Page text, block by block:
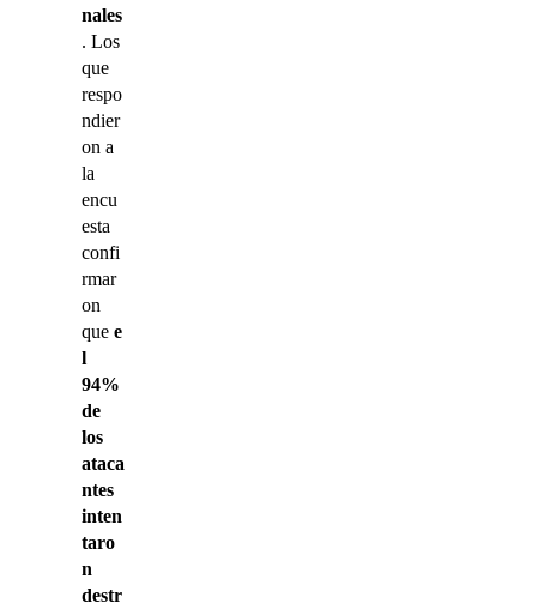
nales
. Los
que
respo
ndier
on a
la
encu
esta
confi
rmar
on
que e
l
94%
de
los
ataca
ntes
inten
taro
n
destr